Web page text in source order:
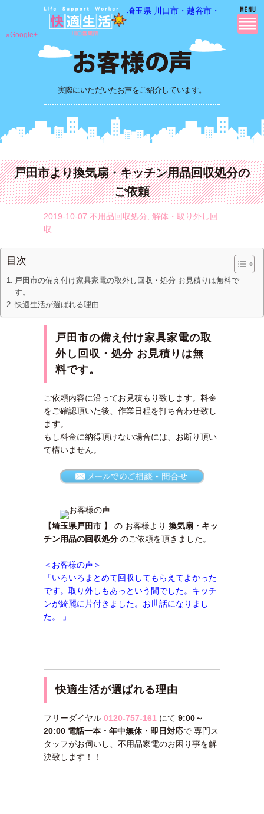
埼玉県 川口市・越谷市・さいたま
実際にいただいたお声をご紹介しています。
»Google+
戸田市より換気扇・キッチン用品回収処分の
ご依頼
2019-10-07 不用品回収処分 解体・取り外し回
収
目次
戸田市の備え付け家具家電の取外し回収・処分 お見積りは無料で
す。
快適生活が選ばれる理由
戸田市の備え付け家具家電の取
外し回収・処分 お見積りは無
料です。
ご依頼内容に沿ってお見積もり致します。料金
をご確認頂いた後、作業日程を打ち合わせ致し
ます。
もし料金に納得頂けない場合には、お断り頂い
て構いません。
【埼玉県戸田市 】 の お客様より 換気扇・キッ
チン用品の回収処分 のご依頼を頂きました。
＜お客様の声＞
「いろいろまとめて回収してもらえてよかった
です。取り外しもあっという間でした。キッチ
ンが綺麗に片付きました。お世話になりまし
た。 」
快適生活が選ばれる理由
フリーダイヤル 0120-757-161 にて 9:00～
20:00 電話一本・年中無休・即日対応で 専門ス
タッフがお伺いし、不用品家電のお困り事を解
決致します！！